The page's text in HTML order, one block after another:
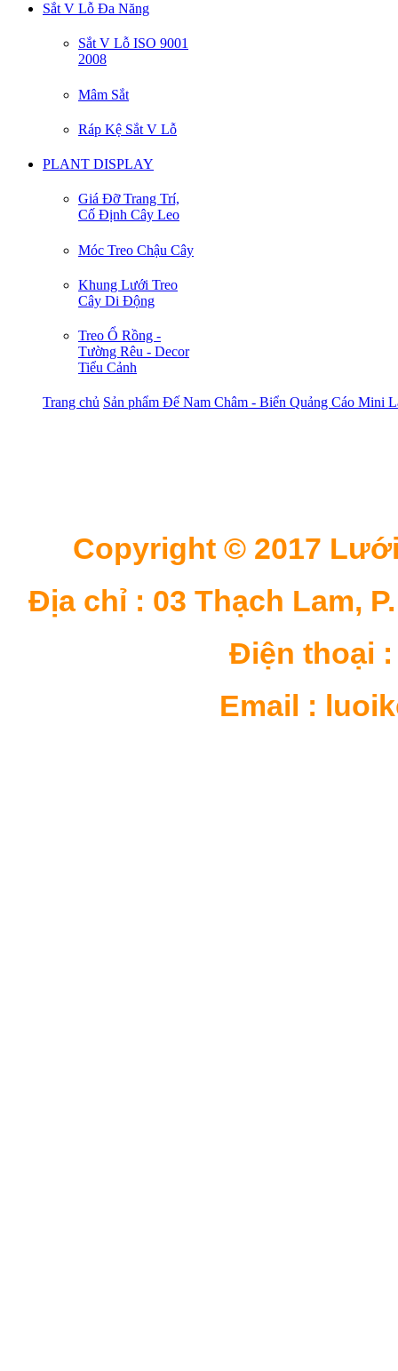
Sắt V Lỗ Đa Năng
Sắt V Lỗ ISO 9001
2008
Mâm Sắt
Ráp Kệ Sắt V Lỗ
PLANT DISPLAY
Giá Đỡ Trang Trí,
Cố Định Cây Leo
Móc Treo Chậu Cây
Khung Lưới Treo
Cây Di Động
Treo Ổ Rồng -
Tường Rêu - Decor
Tiểu Cảnh
Trang chủ Sản phẩm Đế Nam Châm - Biển Quảng Cáo Mini
Copyright © 2017
Địa chỉ : 03 Thạch Lam,
Điện thoại :
Email :